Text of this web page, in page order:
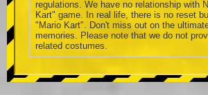
regulations. We have no relationship with
Kart" game. In real life, there is no reset
"Mario Kart". Don't miss out on the
memories. Please note that we do not
related costumes.